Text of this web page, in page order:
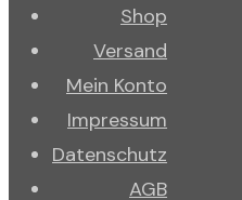
Shop
Versand
Mein Konto
Impressum
Datenschutz
AGB